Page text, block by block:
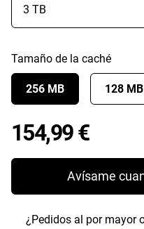
Tamaño de la caché
256 MB 128 MB
154,99 €Price
Avísame
¿Pedidos al por mayor